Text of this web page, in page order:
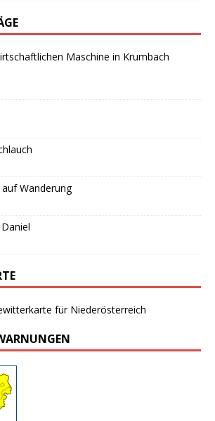
Maschine in Krumbach
Wanderung